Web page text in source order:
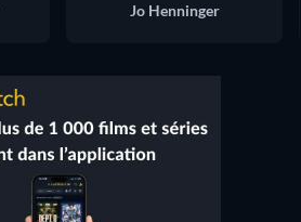
Jo Henninger